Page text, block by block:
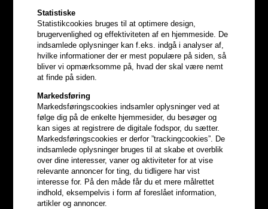
Statistiske
Statistikcookies bruges til at optimere design,
brugervenlighed og effektiviteten af en hjemmeside. De
indsamlede oplysninger kan f.eks. indgå i analyser af,
hvilke informationer der er mest populære på siden, så
bliver vi opmærksomme på, hvad der skal være nemt
at finde på siden.
Markedsføring
Markedsføringscookies indsamler oplysninger ved at
følge dig på de enkelte hjemmesider, du besøger og
kan siges at registrere de digitale fodspor, du sætter.
Markedsføringscookies er derfor ”trackingcookies”. De
indsamlede oplysninger bruges til at skabe et overblik
over dine interesser, vaner og aktiviteter for at vise
relevante annoncer for ting, du tidligere har vist
interesse for. På den måde får du et mere målrettet
indhold, eksempelvis i form af foreslået information,
artikler og annoncer.
Optjen5% bonuskroner
hele din ordre